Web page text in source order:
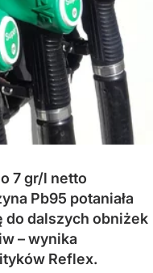
7 gr/l netto
Pb95 potaniała
do dalszych obniżek
– wynika
Reflex.